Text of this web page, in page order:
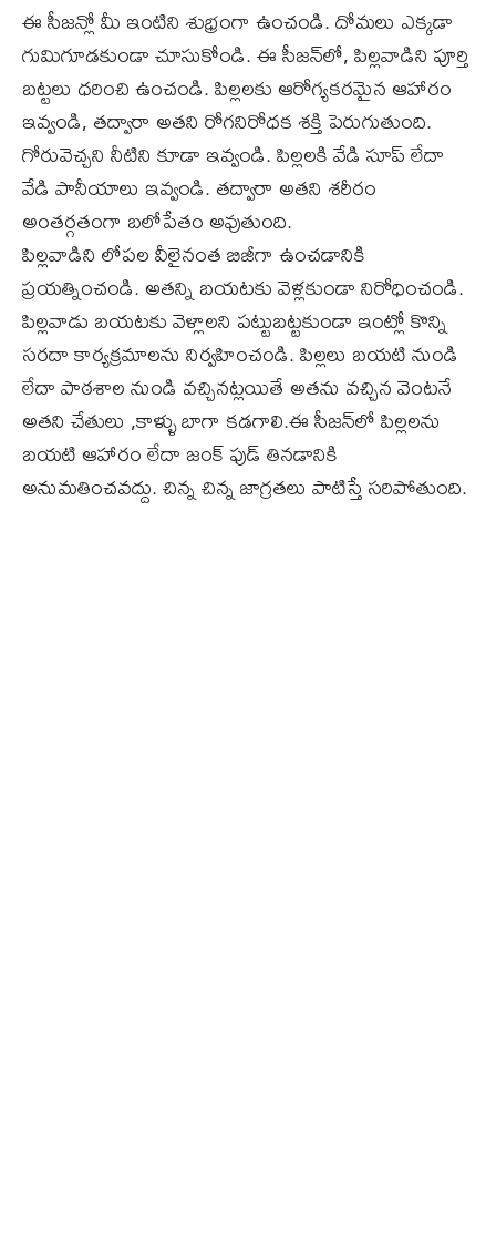
ఈ సీజన్లో మీ ఇంటిని శుభ్రంగా ఉంచండి. దోమలు ఎక్కడా
గుమిగూడకుండా చూసుకోండి. ఈ సీజన్‌లో, పిల్లవాడిని పూర్తి
బట్టలు ధరించి ఉంచండి. పిల్లలకు ఆరోగ్యకరమైన ఆహారం
ఇవ్వండి, తద్వారా అతని రోగనిరోధక శక్తి పెరుగుతుంది.
గోరువెచ్చని నీటిని కూడా ఇవ్వండి. పిల్లలకి వేడి సూప్ లేదా
వేడి పానీయాలు ఇవ్వండి. తద్వారా అతని శరీరం
అంతర్గతంగా బలోపేతం అవుతుంది.
పిల్లవాడిని లోపల వీలైనంత బిజీగా ఉంచడానికి
ప్రయత్నించండి. అతన్ని బయటకు వెళ్లకుండా నిరోధించండి.
పిల్లవాడు బయటకు వెళ్లాలని పట్టుబట్టకుండా ఇంట్లో కొన్ని
సరదా కార్యక్రమాలను నిర్వహించండి. పిల్లలు బయటి నుండి
లేదా పాఠశాల నుండి వచ్చినట్లయితే అతను వచ్చిన వెంటనే
అతని చేతులు ,కాళ్ళు బాగా కడగాలి.ఈ సీజన్‌లో పిల్లలను
బయటి ఆహారం లేదా జంక్ ఫుడ్ తినడానికి
అనుమతించవద్దు. చిన్న చిన్న జాగ్రతలు పాటిస్తే సరిపోతుంది.